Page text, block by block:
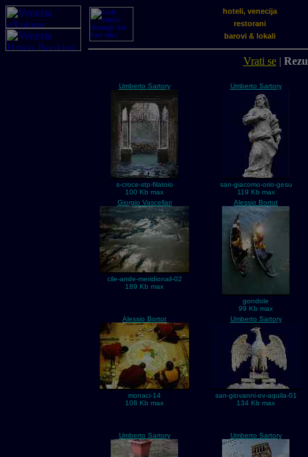
hoteli, venecija
restorani
barovi & lokali
Vrati se|
Umberto Sartory
s-croce-stp-filatoio
100 Kb max
Umberto Sartory
san-giacomo-orio-gesu
119 Kb max
Giorgio Vascellari
cile-ande-meridionali-02
189 Kb max
Alessio Bortot
gondole
99 Kb max
Alessio Bortot
monaci-14
108 Kb max
Umberto Sartory
san-giovanni-ev-aquila-01
134 Kb max
Umberto Sartory Umberto Sartory